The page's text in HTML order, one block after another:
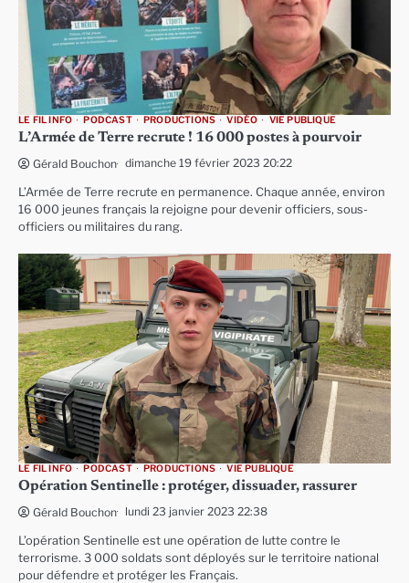
LE FIL INFO PODCAST PRODUCTIONS VIDÉO VIE PUBLIQUE
L’Armée de Terre recrute ! 16 000 postes à pourvoir
Gérald Bouchon dimanche 19 février 2023 20:22
L’Armée de Terre recrute en permanence. Chaque année, environ
16 000 jeunes français la rejoigne pour devenir officiers, sous-
officiers ou militaires du rang.
LE FIL INFO PODCAST PRODUCTIONS VIE PUBLIQUE
Opération Sentinelle : protéger, dissuader, rassurer
Gérald Bouchon lundi 23 janvier 2023 22:38
L’opération Sentinelle est une opération de lutte contre le
terrorisme. 3 000 soldats sont déployés sur le territoire national
pour défendre et protéger les Français.